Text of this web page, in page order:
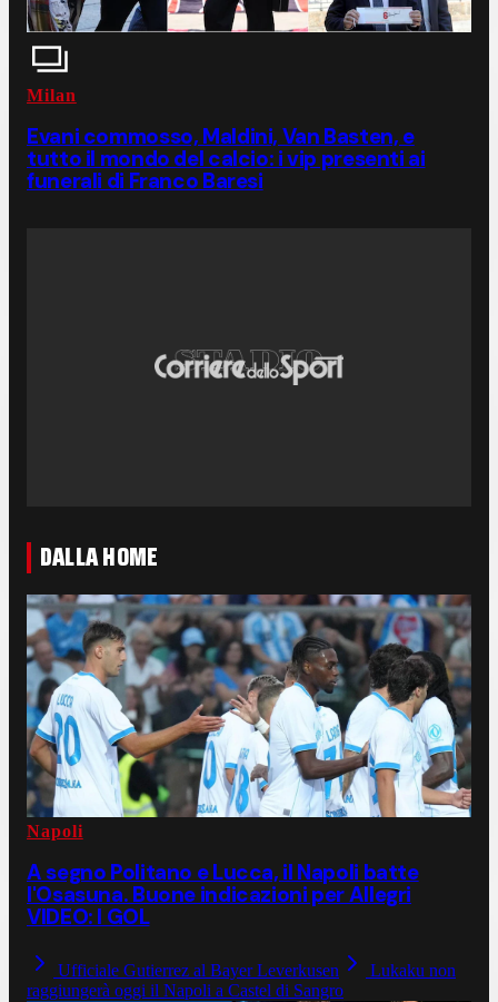
Milan
Evani commosso, Maldini, Van Basten, e
tutto il mondo del calcio: i vip presenti ai
funerali di Franco Baresi
DALLA HOME
Napoli
A segno Politano e Lucca, il Napoli batte
l'Osasuna. Buone indicazioni per Allegri
VIDEO: I GOL
Ufficiale Gutierrez al Bayer Leverkusen
Lukaku non
raggiungerà oggi il Napoli a Castel di Sangro